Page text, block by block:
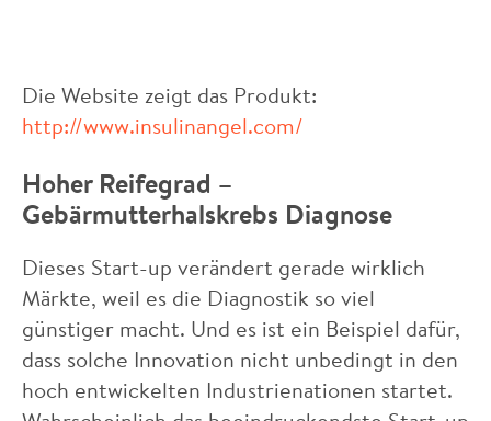
Die Website zeigt das Produkt:
http://www.insulinangel.com/
Hoher Reifegrad –
Gebärmutterhalskrebs Diagnose
Dieses Start-up verändert gerade wirklich
Märkte, weil es die Diagnostik so viel
günstiger macht. Und es ist ein Beispiel dafür,
dass solche Innovation nicht unbedingt in den
hoch entwickelten Industrienationen startet.